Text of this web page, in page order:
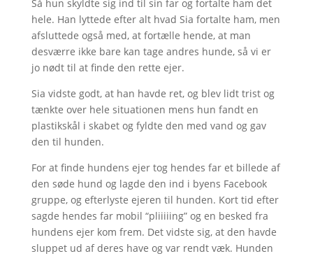
Så hun skyldte sig ind til sin far og fortalte ham det
hele. Han lyttede efter alt hvad Sia fortalte ham, men
afsluttede også med, at fortælle hende, at man
desværre ikke bare kan tage andres hunde, så vi er
jo nødt til at finde den rette ejer.
Sia vidste godt, at han havde ret, og blev lidt trist og
tænkte over hele situationen mens hun fandt en
plastikskål i skabet og fyldte den med vand og gav
den til hunden.
For at finde hundens ejer tog hendes far et billede af
den søde hund og lagde den ind i byens Facebook
gruppe, og efterlyste ejeren til hunden. Kort tid efter
sagde hendes far mobil “pliiiiing” og en besked fra
hundens ejer kom frem. Det vidste sig, at den havde
sluppet ud af deres have og var rendt væk. Hunden